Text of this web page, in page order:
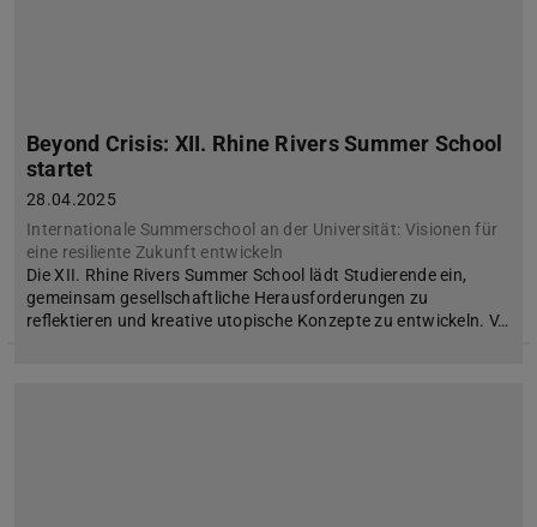
Beyond Crisis: XII. Rhine Rivers Summer School
startet
28.04.2025
Internationale Summerschool an der Universität: Visionen für
eine resiliente Zukunft entwickeln
Die XII. Rhine Rivers Summer School lädt Studierende ein,
gemeinsam gesellschaftliche Herausforderungen zu
reflektieren und kreative utopische Konzepte zu entwickeln. V…